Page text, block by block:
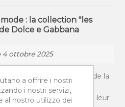
mode : la collection "les
Dolce e Gabbana
4 ottobre 2025
plus en plus amoureux de la
plus célèbres d’Italie
siciliennes pour leur
a offrire i nostri
i nostri servizi,
al nostro utilizzo dei